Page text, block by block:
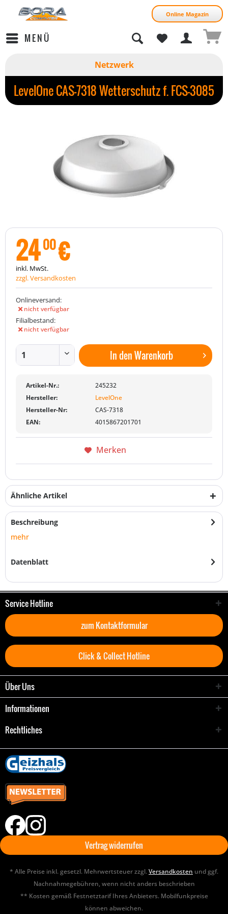
Online Magazin
MENÜ
Netzwerk
LevelOne CAS-7318 Wetterschutz f. FCS-3085
2400€
inkl. MwSt.
zzgl. Versandkosten
Onlineversand:
nicht verfügbar
Filialbestand:
nicht verfügbar
In denWarenkorb
Artikel-Nr.:
245232
Hersteller:
LevelOne
Hersteller-Nr:
CAS-7318
EAN:
4015867201701
Merken
Ähnliche Artikel
Beschreibung
mehr
Datenblatt
Service Hotline
zum Kontaktformular
Click & Collect Hotline
Über Uns
Informationen
Rechtliches
Vertrag widerrufen
* Alle Preise inkl. gesetzl. Mehrwertsteuer zzgl.Versandkosten und ggf.
Nachnahmegebühren, wenn nicht anders beschrieben
** Kosten gemäß Festnetztarif Ihres Anbieters. Mobilfunkpreise
können abweichen.